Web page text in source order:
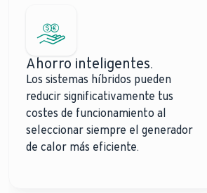
Ahorro inteligentes.
Los sistemas híbridos pueden
reducir significativamente tus
costes de funcionamiento al
seleccionar siempre el generador
de calor más eficiente.